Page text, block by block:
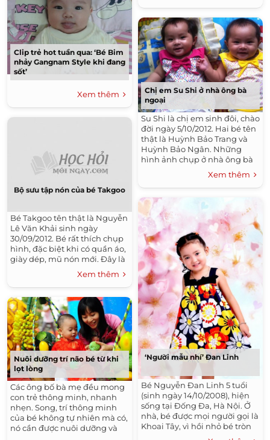
Clip trẻ hot tuần qua: ‘Bé Bim
nhảy Gangnam Style khi đang
sốt’
Xem thêm
Bộ sưu tập nón của bé Takgoo
Bé Takgoo tên thật là Nguyễn
Lê Văn Khải sinh ngày
30/09/2012. Bé rất thích chụp
hình, đặc biệt khi có quần áo,
giày dép, mũ nón mới. Đây là
bộ sưu tập thời trang nón của
Xem thêm
Nuôi dưỡng trí não bé từ khi
lọt lòng
Các ông bố bà mẹ đều mong
con trẻ thông minh, nhanh
nhẹn. Song, trí thông minh
của bé không tự nhiên mà có,
nó cần được nuôi dưỡng và
Chị em Su Shi ở nhà ông bà
ngoại
Su Shi là chị em sinh đôi, chào
đời ngày 5/10/2012. Hai bé tên
thật là Huỳnh Bảo Trang và
Huỳnh Bảo Ngân. Những
hình ảnh chụp ở nhà ông bà
ngoại này được thực hiện khi
2 bé vừa tròn 7 tháng tuổi.
Xem thêm
‘Người mẫu nhí’ Đan Linh
Bé Nguyễn Đan Linh 5 tuổi
(sinh ngày 14/10/2008), hiện
sống tại Đống Đa, Hà Nội. Ở
nhà, bé được mọi người gọi là
Khoai Tây, vì hồi nhỏ bé tròn